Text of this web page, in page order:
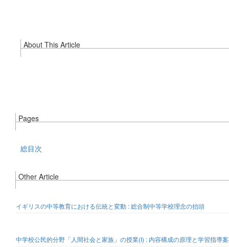
About This Article
Pages
総目次
Other Article
イギリスの中等教育における伝統と変動 : 総合制中等学校理念の抬頭
中学校公民的分野「人間社会と家族」の授業(I) : 内容構成の原理と学習指導